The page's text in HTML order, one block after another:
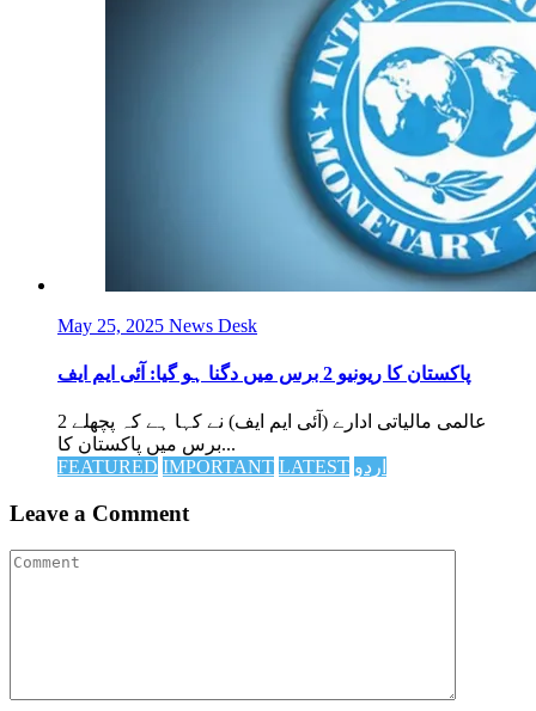
May 25, 2025 News Desk
پاکستان کا ریونیو 2 برس میں دگنا ہو گیا: آئی ایم ایف
عالمی مالیاتی ادارے (آئی ایم ایف) نے کہا ہے کہ پچھلے 2
برس میں پاکستان کا...
FEATURED IMPORTANT LATEST اردو
Leave a Comment